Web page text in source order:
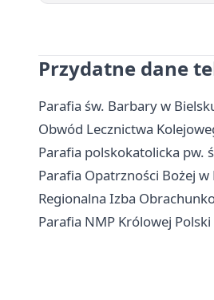
Przydatne dane
Parafia św. Barbary w
Obwód Lecznictwa
Parafia polskokatolicka pw.
Parafia Opatrzności Bożej
Regionalna Izba
Parafia NMP Królowej